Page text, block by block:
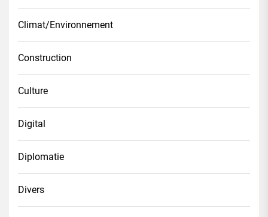
Climat/Environnement
Construction
Culture
Digital
Diplomatie
Divers